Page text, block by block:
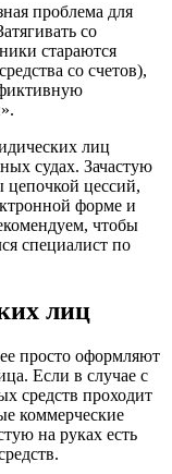
проблема для
со
стараются
со счетов),
лиц
судах. Зачастую
цепочкой цессий,
форме и
чтобы
специалист по
лиц
просто оформляют
Если в случае с
средств проходит
коммерческие
на руках есть